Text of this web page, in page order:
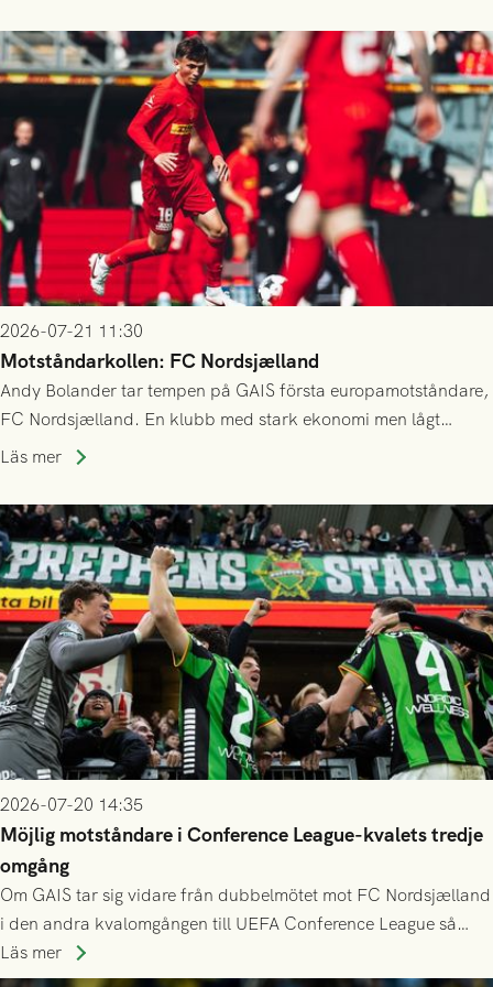
2026-07-21 11:30
Motståndarkollen: FC Nordsjælland
Andy Bolander tar tempen på GAIS första europamotståndare,
FC Nordsjælland. En klubb med stark ekonomi men lågt
publiksnitt, ett lag med både kollektiv styrka och individuell
Läs mer
2026-07-20 14:35
Möjlig motståndare i Conference League-kvalets tredje
omgång
Om GAIS tar sig vidare från dubbelmötet mot FC Nordsjælland
i den andra kvalomgången till UEFA Conference League så
spelas den tredje kvalomgången kort därpå. Motståndare blir
då vinnaren i mötet mellan isländska Valur och HŠK Zrinjski
Läs mer